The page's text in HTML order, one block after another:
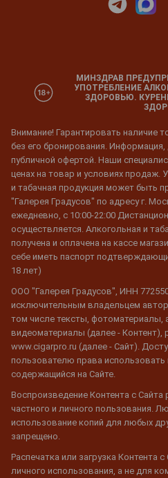
МИНЗДРАВ
УПОТРЕБЛЕНИЕ
ЗДОРОВЬЮ.
Внимание! Гарантировать наличие
без его бронирования. Информация,
публичной офертой. Наши
ценах на товар и условиях продаж.
и табачная продукция может быть
"Галерея Градусов" по адресу г.
ежедневно, с 10:00-22:00
осуществляется. Алкогольная и
получена и оплачена на кассе
себе иметь паспорт
18 лет)
ООО "Галерея Градусов", ИНН
исключительным владельцем
том числе тексты, фотоматериалы,
видеоматериалы (далее - Контент),
www.cigarpro.ru (далее - Сайт).
пользователю права использовать
содержащийся на Сайте.
Воспроизведение Контента с
частного и личного пользования.
использование копий для любых
запрещено.
Распечатка или загрузка Контента
личного использования, а не для